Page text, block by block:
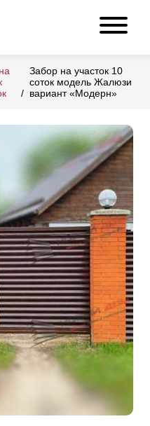
Забор на участок 10
соток модель Жалюзи
вариант «Модерн»